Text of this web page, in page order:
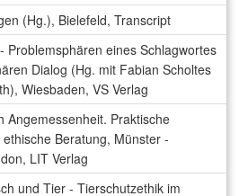
(Hg.), Bielefeld, Transcript
Problemsphären eines Schlagwortes
Dialog (Hg. mit Fabian Scholtes
Wiesbaden, VS Verlag
Angemessenheit. Praktische
Beratung, Münster -
LIT Verlag
und Tier - Tierschutzethik im